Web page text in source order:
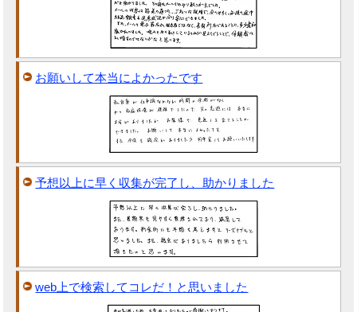
お願いして本当によかったです
予想以上に早く収集が完了し、助かりました
web上で検索してコレだ！と思いました